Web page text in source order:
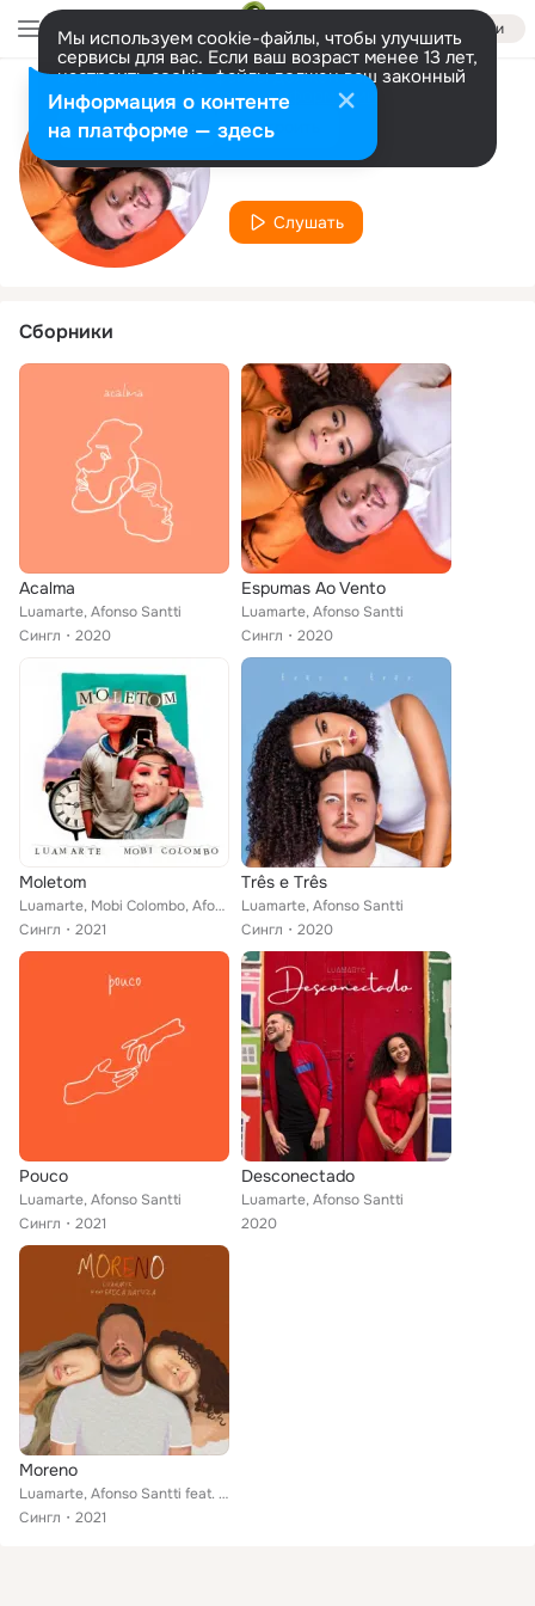
Войти
Мы используем cookie-файлы, чтобы улучшить
сервисы для вас. Если ваш возраст менее 13 лет,
настроить cookie-файлы должен ваш законный
представитель. Больше информации
Разрешить все Настроить
Исполнитель
Afonso Santti
Слушать
Сборники
Acalma
Luamarte, Afonso Santti
Сингл
2020
Espumas Ao Vento
Luamarte, Afonso Santti
Сингл
2020
Moletom
Luamarte, Mobi Colombo, Afonso Santti
Сингл
2021
Três e Três
Luamarte, Afonso Santti
Сингл
2020
Pouco
Luamarte, Afonso Santti
Сингл
2021
Desconectado
Luamarte, Afonso Santti
2020
Moreno
Luamarte, Afonso Santti feat. Erica Natuza
Сингл
2021
Информация о контенте
на платформе — здесь